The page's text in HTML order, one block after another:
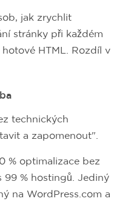
jak zrychlit
stránky při každém
HTML. Rozdíl v
technických
a zapomenout".
% optimalizace bez
% hostingů. Jediný
na WordPress.com a